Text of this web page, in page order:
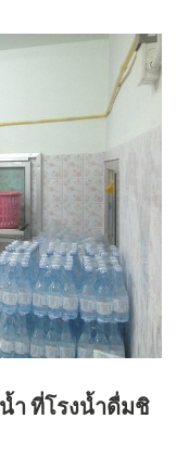
ำ ที่โรงน้ำดื่มชิ